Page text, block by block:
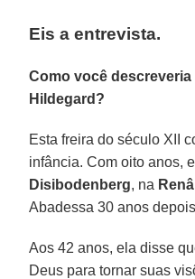
Eis a entrevista.
Como você
Hildegard?
Esta freira do século XII
infância. Com oito anos,
Disibodenberg, na
Abadessa 30 anos
Aos 42 anos, ela disse
Deus para tornar suas